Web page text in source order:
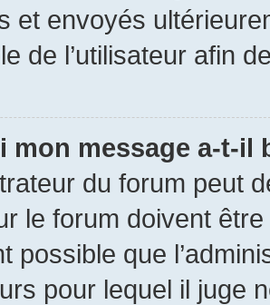
et envoyés
de l’utilisateur afin
mon message a-t-il
du forum peut
le forum doivent
possible que
pour lequel il juge